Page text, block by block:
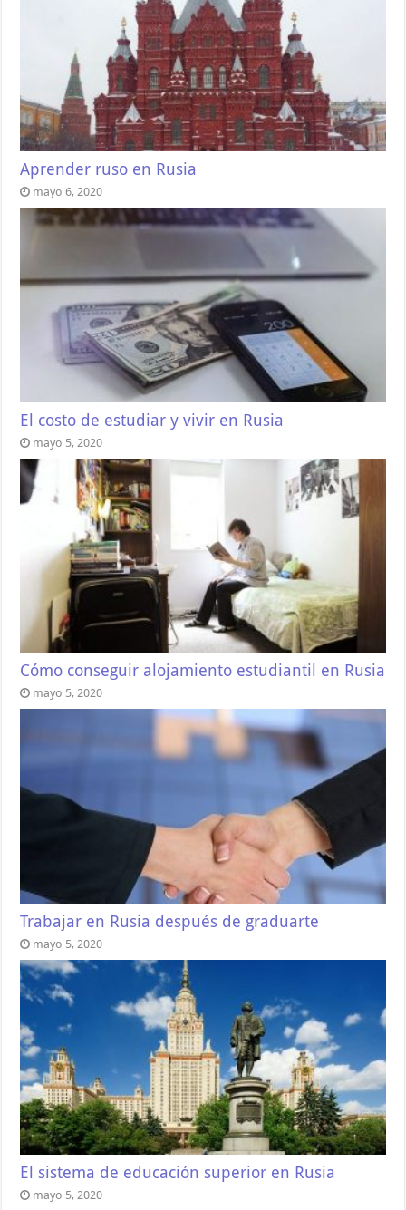
Aprender ruso en Rusia
mayo 6, 2020
El costo de estudiar y vivir en Rusia
mayo 5, 2020
Cómo conseguir alojamiento estudiantil en Rusia
mayo 5, 2020
Trabajar en Rusia después de graduarte
mayo 5, 2020
El sistema de educación superior en Rusia
mayo 5, 2020